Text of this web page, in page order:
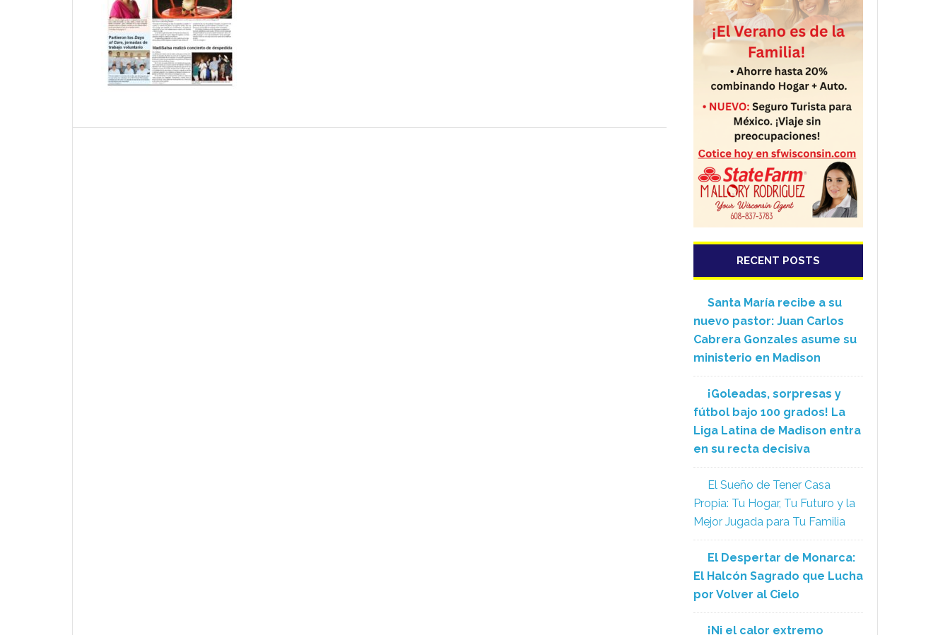
RECENT POSTS
Santa María recibe a su
nuevo pastor: Juan Carlos
Cabrera Gonzales asume su
ministerio en Madison
¡Goleadas, sorpresas y
fútbol bajo 100 grados! La
Liga Latina de Madison entra
en su recta decisiva
El Sueño de Tener Casa
Propia: Tu Hogar, Tu Futuro y la
Mejor Jugada para Tu Familia
El Despertar de Monarca:
El Halcón Sagrado que Lucha
por Volver al Cielo
¡Ni el calor extremo